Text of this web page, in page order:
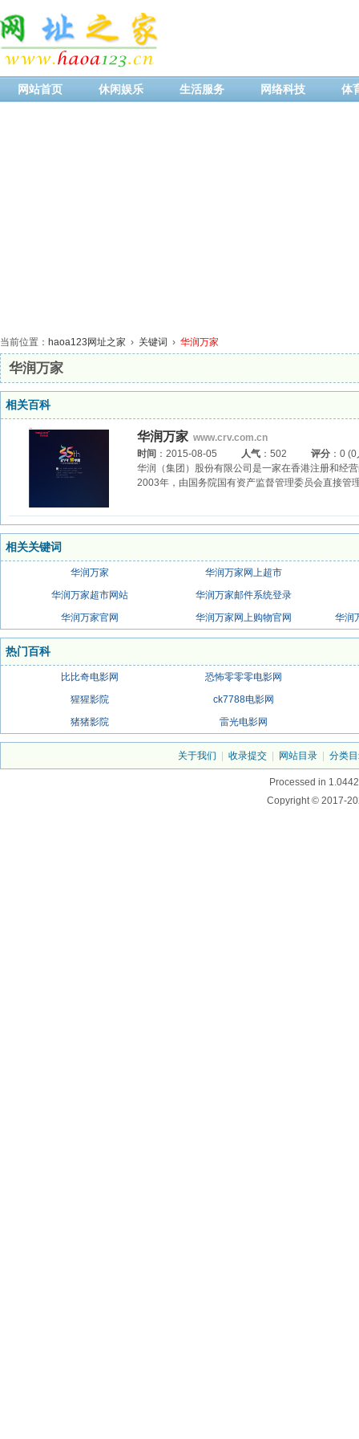
网站首页 休闲娱乐 生活服务 网络科技 体
当前位置： haoa123网址之家 › 关键词 › 华润万家
华润万家
相关百科
华润万家 www.crv.com.cn
时间 ：2015-08-05 人气 ：502 评分 ：0
华润（集团）股份有限公司是一家在香港注册和经
2003年，由国务院国有资产监督管理委员会直接管
相关关键词
华润万家
华润万家网上超市
华润万家超市网站
华润万家邮件系统登录
华润万家官网
华润万家网上购物官网 华润
热门百科
比比奇电影网
恐怖零零零电影网
猩猩影院
ck7788电影网
猪猪影院
雷光电影网
关于我们 收录提交 网站目录 分类
Processed in
Copyright © 2017-